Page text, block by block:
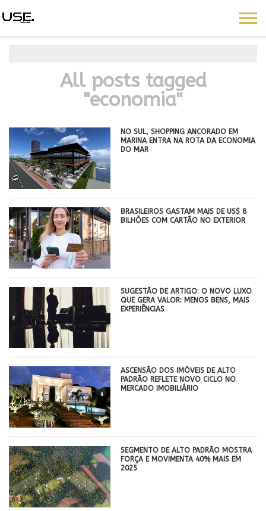
All posts tagged
"economia"
NO SUL, SHOPPING ANCORADO EM
MARINA ENTRA NA ROTA DA ECONOMIA
DO MAR
BRASILEIROS GASTAM MAIS DE US$ 8
BILHÕES COM CARTÃO NO EXTERIOR
SUGESTÃO DE ARTIGO: O NOVO LUXO
QUE GERA VALOR: MENOS BENS, MAIS
EXPERIÊNCIAS
ASCENSÃO DOS IMÓVEIS DE ALTO
PADRÃO REFLETE NOVO CICLO NO
MERCADO IMOBILIÁRIO
SEGMENTO DE ALTO PADRÃO MOSTRA
FORÇA E MOVIMENTA 40% MAIS EM
2025